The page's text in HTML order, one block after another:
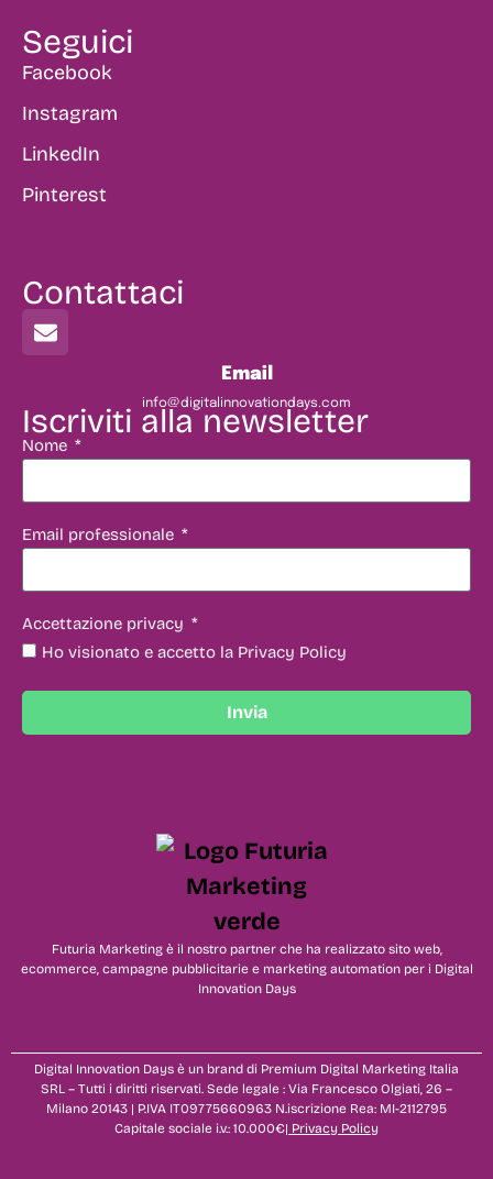
Seguici
Facebook
Instagram
LinkedIn
Pinterest
Contattaci
Email
info@digitalinnovationdays.com
Iscriviti alla newsletter
Nome
Email professionale
Accettazione privacy
Ho visionato e accetto la Privacy Policy
Invia
Futuria Marketing è il nostro partner che ha realizzato sito web,
ecommerce, campagne pubblicitarie e marketing automation per i Digital
Innovation Days
Digital Innovation Days è un brand di Premium Digital Marketing Italia
SRL – Tutti i diritti riservati. Sede legale : Via Francesco Olgiati, 26 –
Milano 20143 | P.IVA IT09775660963 N.iscrizione Rea: MI-2112795
Capitale sociale i.v.: 10.000€| Privacy Policy